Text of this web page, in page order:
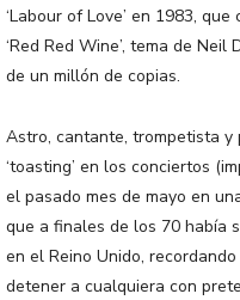
‘Labour of Love’ en 1983,
‘Red Red Wine’, tema de
de un millón de copias.
Astro, cantante, trompetista
‘toasting’ en los conciertos
el pasado mes de mayo en
que a finales de los 70 había
en el Reino Unido,
detener a cualquiera con